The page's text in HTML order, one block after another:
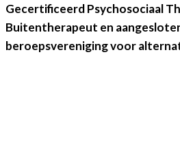
Gecertificeerd Psychosociaal
Buitentherapeut en
beroepsvereniging voor